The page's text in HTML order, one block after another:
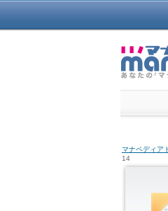
マナペディア
14